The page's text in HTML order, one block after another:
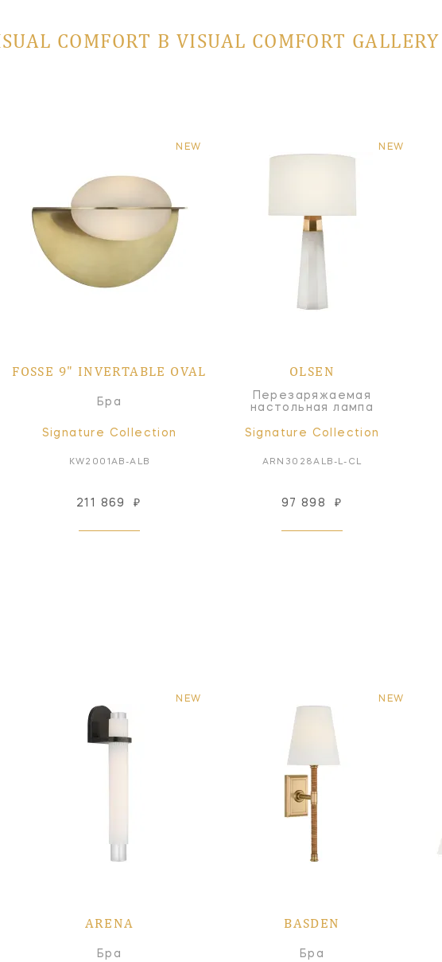
COMFORT В VISUAL COMFORT GALLERY
NEW
FOSSE 9" INVERTABLE OVAL
Бра
Signature Collection
KW2001AB-ALB
211 869 ₽
NEW
OLSEN
Перезаряжаемая
настольная лампа
Signature Collection
ARN3028ALB-L-CL
97 898 ₽
NEW
ARENA
Бра
NEW
BASDEN
Бра